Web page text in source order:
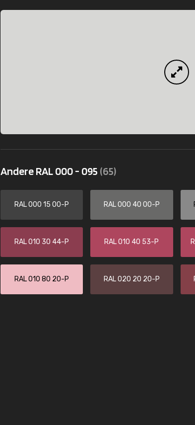
Andere RAL 000 - 095 (65)
RAL 000 15 00-P RAL 000 40 00-P
RAL 010 30 44-P RAL 010 40 53-P
RAL 010 80 20-P RAL 020 20 20-P